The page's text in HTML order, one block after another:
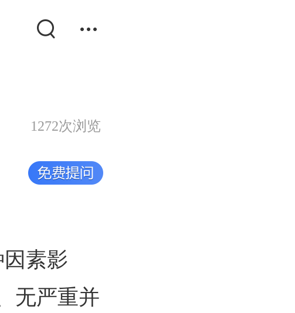
1272次浏览
素影
无严重并